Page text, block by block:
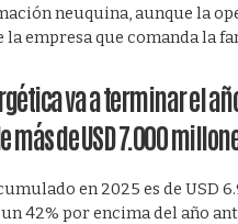
neuquina, aunque la
la empresa que comanda la
va a terminar el
más de USD 7.000
en 2025 es de USD
42% por encima del año